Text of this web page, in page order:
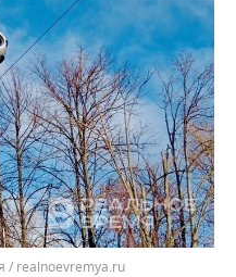
/ realnoevremya.ru